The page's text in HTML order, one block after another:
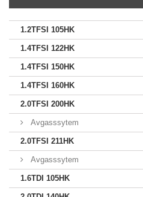
1.2TFSI 105HK
1.4TFSI 122HK
1.4TFSI 150HK
1.4TFSI 160HK
2.0TFSI 200HK
Avgasssytem
2.0TFSI 211HK
Avgasssytem
1.6TDI 105HK